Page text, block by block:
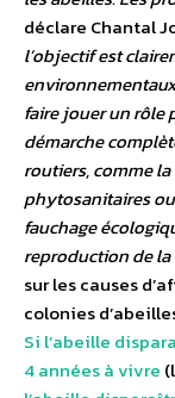
déclare Chantal
l’objectif est
faire jouer un rôle
démarche
routiers, comme
phytosanitaires
fauchage
reproduction de la
sur les causes
colonies
Si l’abeille
4 années à vivre